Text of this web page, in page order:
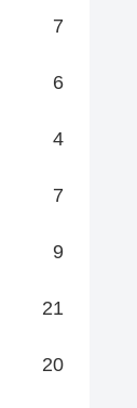
7
6
4
7
9
21
20